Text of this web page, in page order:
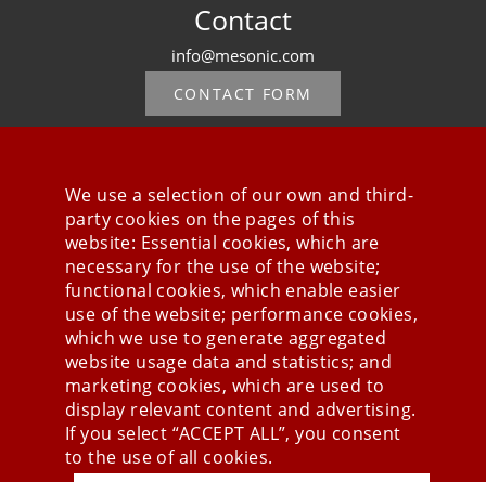
Contact
info@mesonic.com
CONTACT FORM
Stay connected
We use a selection of our own and third-
party cookies on the pages of this
website: Essential cookies, which are
necessary for the use of the website;
functional cookies, which enable easier
use of the website; performance cookies,
which we use to generate aggregated
website usage data and statistics; and
marketing cookies, which are used to
display relevant content and advertising.
If you select “ACCEPT ALL”, you consent
to the use of all cookies.